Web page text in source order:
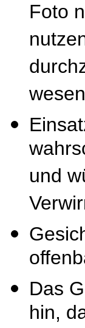
Foto
und
Das
hin,